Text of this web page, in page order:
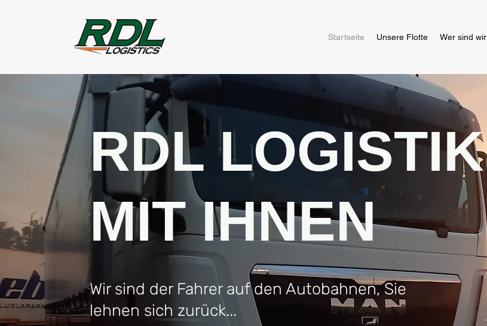
Startseite Unsere Flotte Wer sind wir
RDL LOGISTIK
MIT IHNEN
Wir sind der Fahrer auf den Autobahnen, Sie
lehnen sich zurück...